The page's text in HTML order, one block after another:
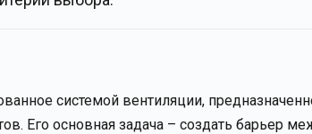
системой вентиляции,
Его основная задача – создать барьер